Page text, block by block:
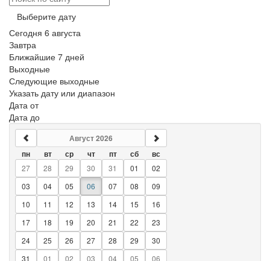
Выберите дату
Сегодня 6 августа
Завтра
Ближайшие 7 дней
Выходные
Следующие выходные
Указать дату или диапазон
Дата от
Дата до
Август 2026
пн вт ср чт пт сб
вс
27
28 29 30 31 01
02
03
04 05 06 07 08
09
10
11 12 13 14 15
16
17
18 19 20 21 22
23
24
25 26 27 28 29
30
31
01 02 03 04 05 06